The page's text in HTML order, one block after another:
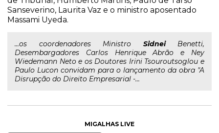
Sanseverino, Laurita Vaz e o ministro aposentado
Massami Uyeda.
...os coordenadores Ministro SidneiBenetti,
Desembargadores Carlos Henrique Abrão e Ney
Wiedemann Neto e os Doutores Irini Tsouroutsoglou e
Paulo Lucon convidam para o lançamento da obra "A
Disrupção do Direito Empresarial -...
MIGALHAS LIVE